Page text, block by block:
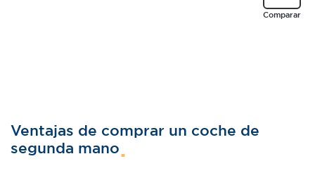
Comparar
Ventajas de comprar un coche de
segunda mano